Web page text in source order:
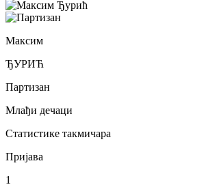
Максим
ЂУРИЋ
Партизан
Млађи дечаци
Статистике такмичара
Пријава
1